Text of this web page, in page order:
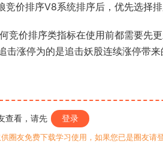
竞价排序V8系统排序后，优先选择
竞价排序类指标在使用前都需要先
击涨停为的是追击妖股连续涨停带
查看，请先 登录
圈友免费下载学习使用，如果您已是圈友